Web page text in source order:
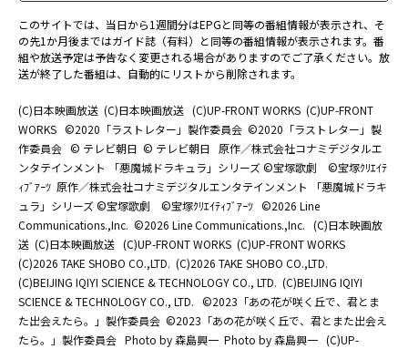
このサイトでは、当日から1週間分はEPGと同等の番組情報が表示され、そ
の先1か月後まではガイド誌（有料）と同等の番組情報が表示されます。番
組や放送予定は予告なく変更される場合がありますのでご了承ください。放
送が終了した番組は、自動的にリストから削除されます。
(C)日本映画放送 (C)日本映画放送 (C)UP-FRONT WORKS (C)UP-FRONT
WORKS ©2020「ラストレター」製作委員会 ©2020「ラストレター」製
作委員会 © テレビ朝日 © テレビ朝日 原作／株式会社コナミデジタルエ
ンタテインメント 「悪魔城ドラキュラ」シリーズ ©宝塚歌劇 ©宝塚ｸﾘｴｲﾃ
ｨﾌﾞｱｰﾂ 原作／株式会社コナミデジタルエンタテインメント 「悪魔城ドラキ
ュラ」シリーズ ©宝塚歌劇 ©宝塚ｸﾘｴｲﾃｨﾌﾞｱｰﾂ ©2026 Line
Communications.,Inc. ©2026 Line Communications.,Inc. (C)日本映画放
送 (C)日本映画放送 (C)UP-FRONT WORKS (C)UP-FRONT WORKS
(C)2026 TAKE SHOBO CO.,LTD. (C)2026 TAKE SHOBO CO.,LTD.
(C)BEIJING IQIYI SCIENCE & TECHNOLOGY CO., LTD. (C)BEIJING IQIYI
SCIENCE & TECHNOLOGY CO., LTD. ©2023「あの花が咲く丘で、君とま
た出会えたら。」製作委員会 ©2023「あの花が咲く丘で、君とまた出会え
たら。」製作委員会 Photo by 森島興一 Photo by 森島興一 (C)UP-